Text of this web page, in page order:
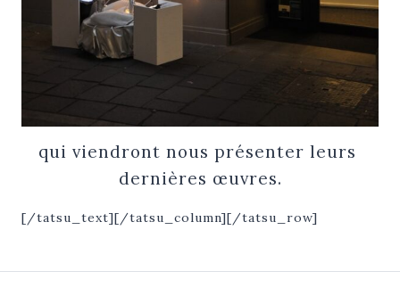
qui viendront nous présenter leurs
dernières œuvres.
[/tatsu_text][/tatsu_column][/tatsu_row]